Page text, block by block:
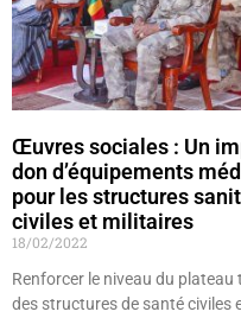
Œuvres sociales : Un
don d’équipements
pour les structures
civiles et militaires
18/02/2022
Renforcer le niveau du plateau
des structures de santé civiles